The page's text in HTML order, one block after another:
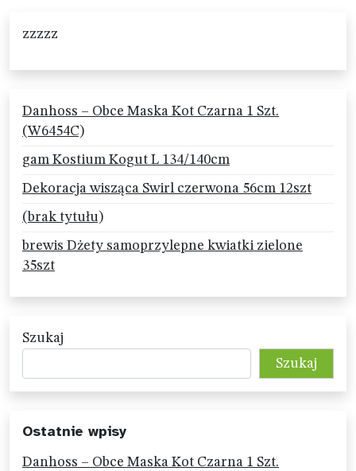
zzzzz
Danhoss – Obce Maska Kot Czarna 1 Szt.
(W6454C)
gam Kostium Kogut L 134/140cm
Dekoracja wisząca Swirl czerwona 56cm 12szt
(brak tytułu)
brewis Dżety samoprzylepne kwiatki zielone
35szt
Szukaj
Szukaj
Ostatnie wpisy
Danhoss – Obce Maska Kot Czarna 1 Szt.